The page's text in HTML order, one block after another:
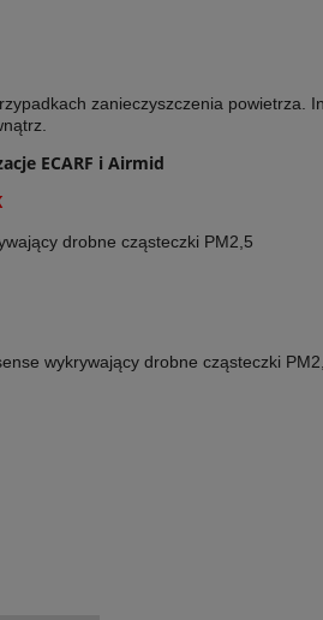
powietrza
zanieczyszczenia powietrza.
ECARF i Airmid
drobne cząsteczki PM2,5
wykrywający drobne cząsteczki